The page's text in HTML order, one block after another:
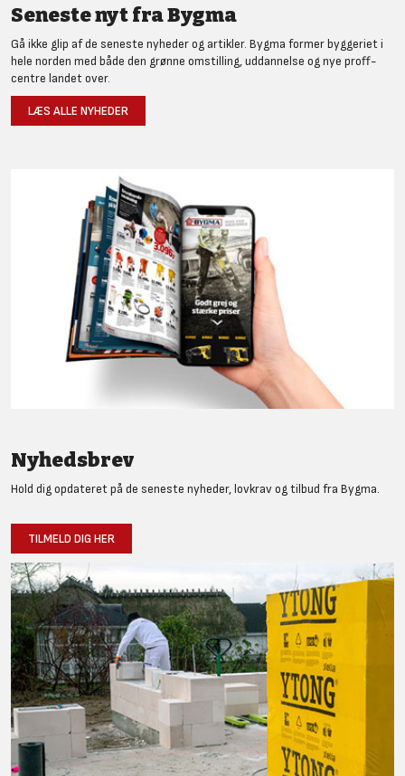
Seneste nyt fra Bygma
Gå ikke glip af de seneste nyheder og artikler. Bygma former byggeriet i
hele norden med både den grønne omstilling, uddannelse og nye proff-
centre landet over.
LÆS ALLE NYHEDER
Nyhedsbrev
Hold dig opdateret på de seneste nyheder, lovkrav og tilbud fra Bygma.
TILMELD DIG HER